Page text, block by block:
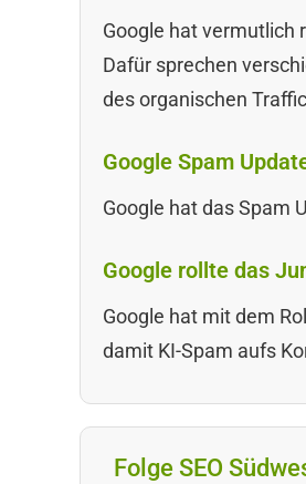
Google hat vermutlich
Dafür sprechen
des organischen
Google Spam
Google hat das Spam
Google rollte das
Google hat mit dem
damit KI-Spam aufs
Folge SEO